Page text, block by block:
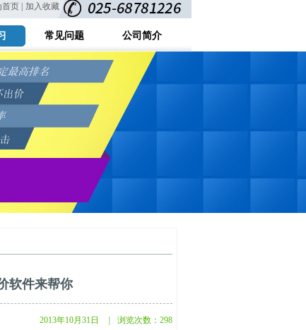
页 | 加入收藏
常见问题 公司简介
软件来帮你
2013年10月31日 浏览次数： 298